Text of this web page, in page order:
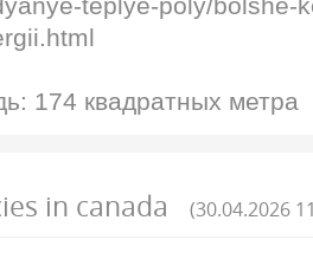
174 квадратных метра
in canada (30.04.2026